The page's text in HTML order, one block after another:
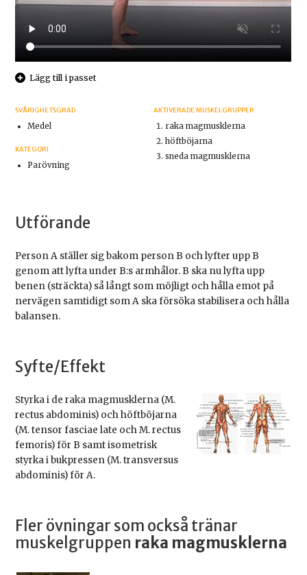
Lägg till i passet
SVÅRIGHETSGRAD
Medel
KATEGORI
Parövning
AKTIVERADE MUSKELGRUPPER
raka magmusklerna
höftböjarna
sneda magmusklerna
Utförande
Person A ställer sig bakom person B och lyfter upp B
genom att lyfta under B:s armhålor. B ska nu lyfta upp
benen (sträckta) så långt som möjligt och hålla emot på
nervägen samtidigt som A ska försöka stabilisera och hålla
balansen.
Syfte/Effekt
Styrka i de raka magmusklerna (M.
rectus abdominis) och höftböjarna
(M. tensor fasciae late och M. rectus
femoris) för B samt isometrisk
styrka i bukpressen (M. transversus
abdominis) för A.
Fler övningar som också tränar
muskelgruppen raka magmusklerna